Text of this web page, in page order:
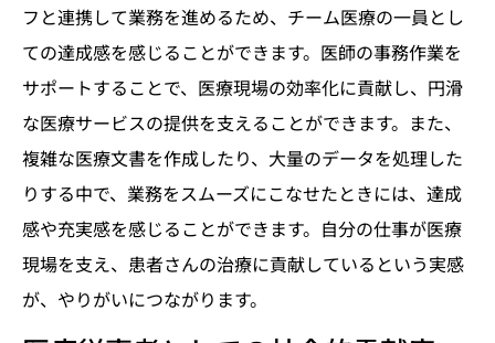
フと連携して業務を進めるため、チーム医療の一員とし
ての達成感を感じることができます。医師の事務作業を
サポートすることで、医療現場の効率化に貢献し、円滑
な医療サービスの提供を支えることができます。また、
複雑な医療文書を作成したり、大量のデータを処理した
りする中で、業務をスムーズにこなせたときには、達成
感や充実感を感じることができます。自分の仕事が医療
現場を支え、患者さんの治療に貢献しているという実感
が、やりがいにつながります。